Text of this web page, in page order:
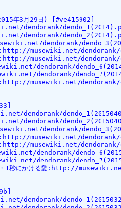
年3月29日) [#ve415902]
dendorank/
dendorank/
dendorank/
順:http://musewiki.net/
順:http://musewiki.net/
dendorank/
dendorank/
間:http://musewiki.net/
dendorank/
dendorank/
dendorank/
順:http://musewiki.net/
順:http://musewiki.net/
dendorank/
dendorank/
間・1秒にかける愛:http://
dendorank/